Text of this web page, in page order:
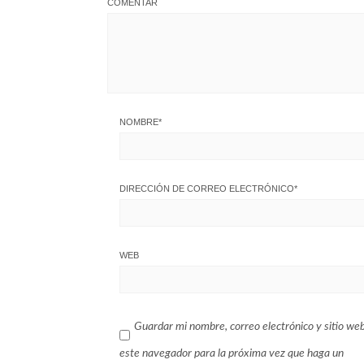
COMENTAR
NOMBRE*
DIRECCIÓN DE CORREO ELECTRÓNICO*
WEB
Guardar mi nombre, correo electrónico y sitio
este navegador para la próxima vez que haga un